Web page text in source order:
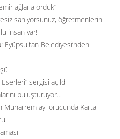
ağlarla ördük”
sanıyorsunuz, öğretmenlerin
insan var!
Eyüpsultan Belediyesi’nden
sergisi açıldı
buluşturuyor…
Muharrem ayı orucunda Kartal